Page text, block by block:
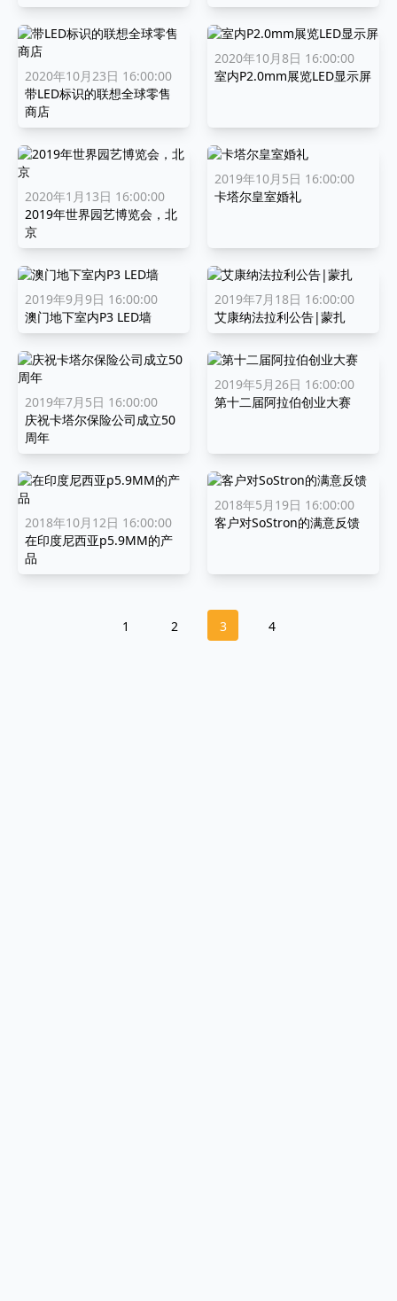
2020年10月23日 16:00:00
带LED标识的联想全球零售
商店
2020年10月8日 16:00:00
室内P2.0mm展览LED显示屏
2020年1月13日 16:00:00
2019年世界园艺博览会，北
京
2019年10月5日 16:00:00
卡塔尔皇室婚礼
2019年9月9日 16:00:00
澳门地下室内P3 LED墙
2019年7月18日 16:00:00
艾康纳法拉利公告|蒙扎
2019年7月5日 16:00:00
庆祝卡塔尔保险公司成立50
周年
2019年5月26日 16:00:00
第十二届阿拉伯创业大赛
2018年10月12日 16:00:00
在印度尼西亚p5.9MM的产
品
2018年5月19日 16:00:00
客户对SoStron的满意反馈
1 2 3 4